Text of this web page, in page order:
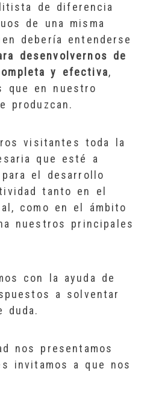
de diferencia
de una misma
debería entenderse
desenvolvernos de
y efectiva,
que en nuestro
produzcan.
visitantes toda la
que esté a
el desarrollo
tanto en el
como en el ámbito
nuestros principales
con la ayuda de
a solventar
duda.
nos presentamos
invitamos a que nos